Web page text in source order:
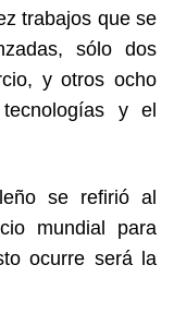
trabajos que se
sólo dos
y otros ocho
y el
se refirió al
mundial para
ocurre será la